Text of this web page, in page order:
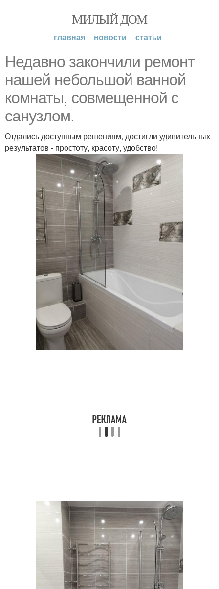
МИЛЫЙ ДОМ
главная новости статьи
Недавно закончили ремонт
нашей небольшой ванной
комнаты, совмещенной с
санузлом.
Отдались доступным решениям, достигли удивительных
результатов - простоту, красоту, удобство!